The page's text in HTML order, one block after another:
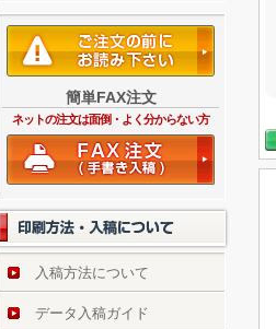
簡単FAX注文
ネットの注文は面倒・よく分からない方
入稿方法について
データ入稿ガイド